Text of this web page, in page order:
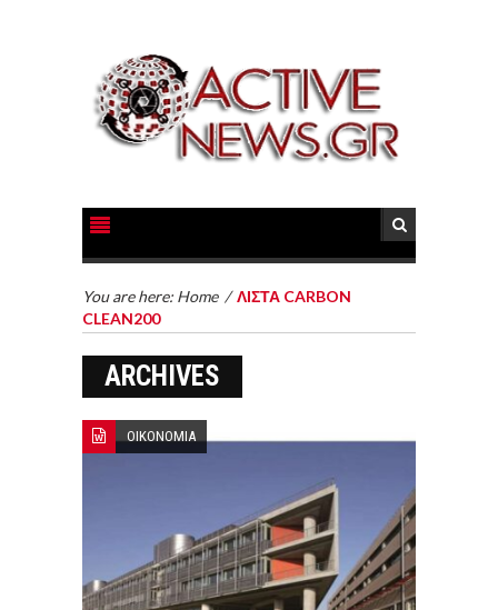
You are here: Home /ΛΙΣΤΑ CARBON
CLEAN200
ARCHIVES
ΟΙΚΟΝΟΜΙΑ